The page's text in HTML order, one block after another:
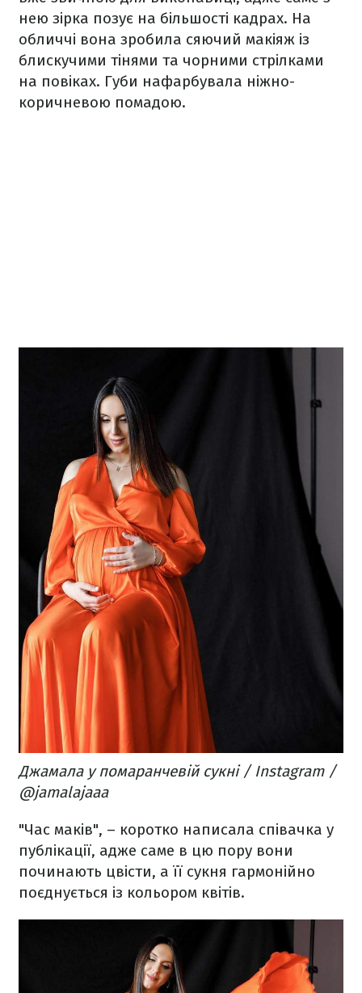
нею зірка позує на більшості кадрах. На
обличчі вона зробила сяючий макіяж із
блискучими тінями та чорними стрілками
на повіках. Губи нафарбувала ніжно-
коричневою помадою.
Джамала у помаранчевій сукні / Instagram /
@jamalajaaa
"Час маків", – коротко написала співачка у
публікації, адже саме в цю пору вони
починають цвісти, а її сукня гармонійно
поєднується із кольором квітів.